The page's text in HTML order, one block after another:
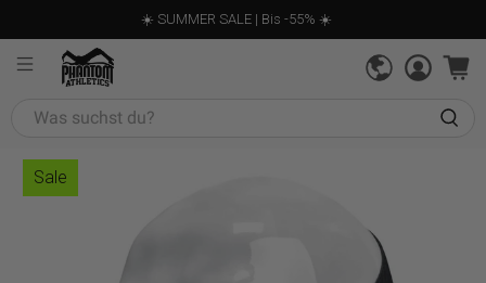
☀️ SUMMER SALE | Bis -55% ☀️
Was
Sale